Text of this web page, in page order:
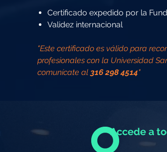
Certificado expedido por la
Validez internacional
"Este certificado es válido para
profesionales con la Universidad
comunícate al 316 298 4514"
Accede a